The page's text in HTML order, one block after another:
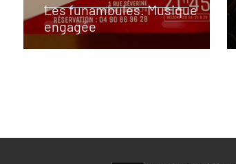
Les funambules. Musique
engagée